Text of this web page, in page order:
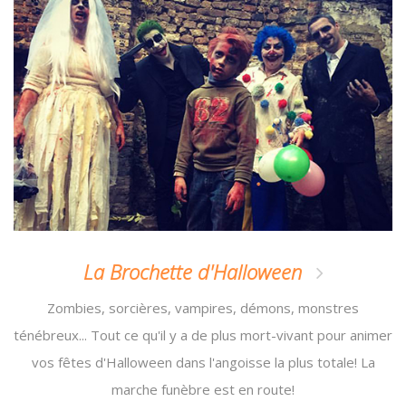
La Brochette d'Halloween
Zombies, sorcières, vampires, démons, monstres
ténébreux... Tout ce qu'il y a de plus mort-vivant pour animer
vos fêtes d'Halloween dans l'angoisse la plus totale! La
marche funèbre est en route!